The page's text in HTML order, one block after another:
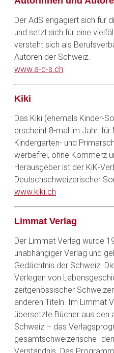
Der AdS engagiert sich für
und setzt sich für eine
versteht sich als
Autoren der Schweiz.
www.a-d-s.ch
Kiki
Das Kiki (ehemals Kinder-
erscheint 8-mal im Jahr: für
Kindergarten- und
werbefrei, ohne Kommerz
Herausgeber ist der KiK-
Deutschschweizerischer
www.kiki.ch
Limmat Verlag
Der Limmat Verlag wurde
unabhängiger Verlag und
Gedächtnis der Schweiz.
Verlegen von
zeitgenössischer
anderen Titeln. Im Limmat
übersetzte Bücher aus den
Schweiz – das
gesamtschweizerische